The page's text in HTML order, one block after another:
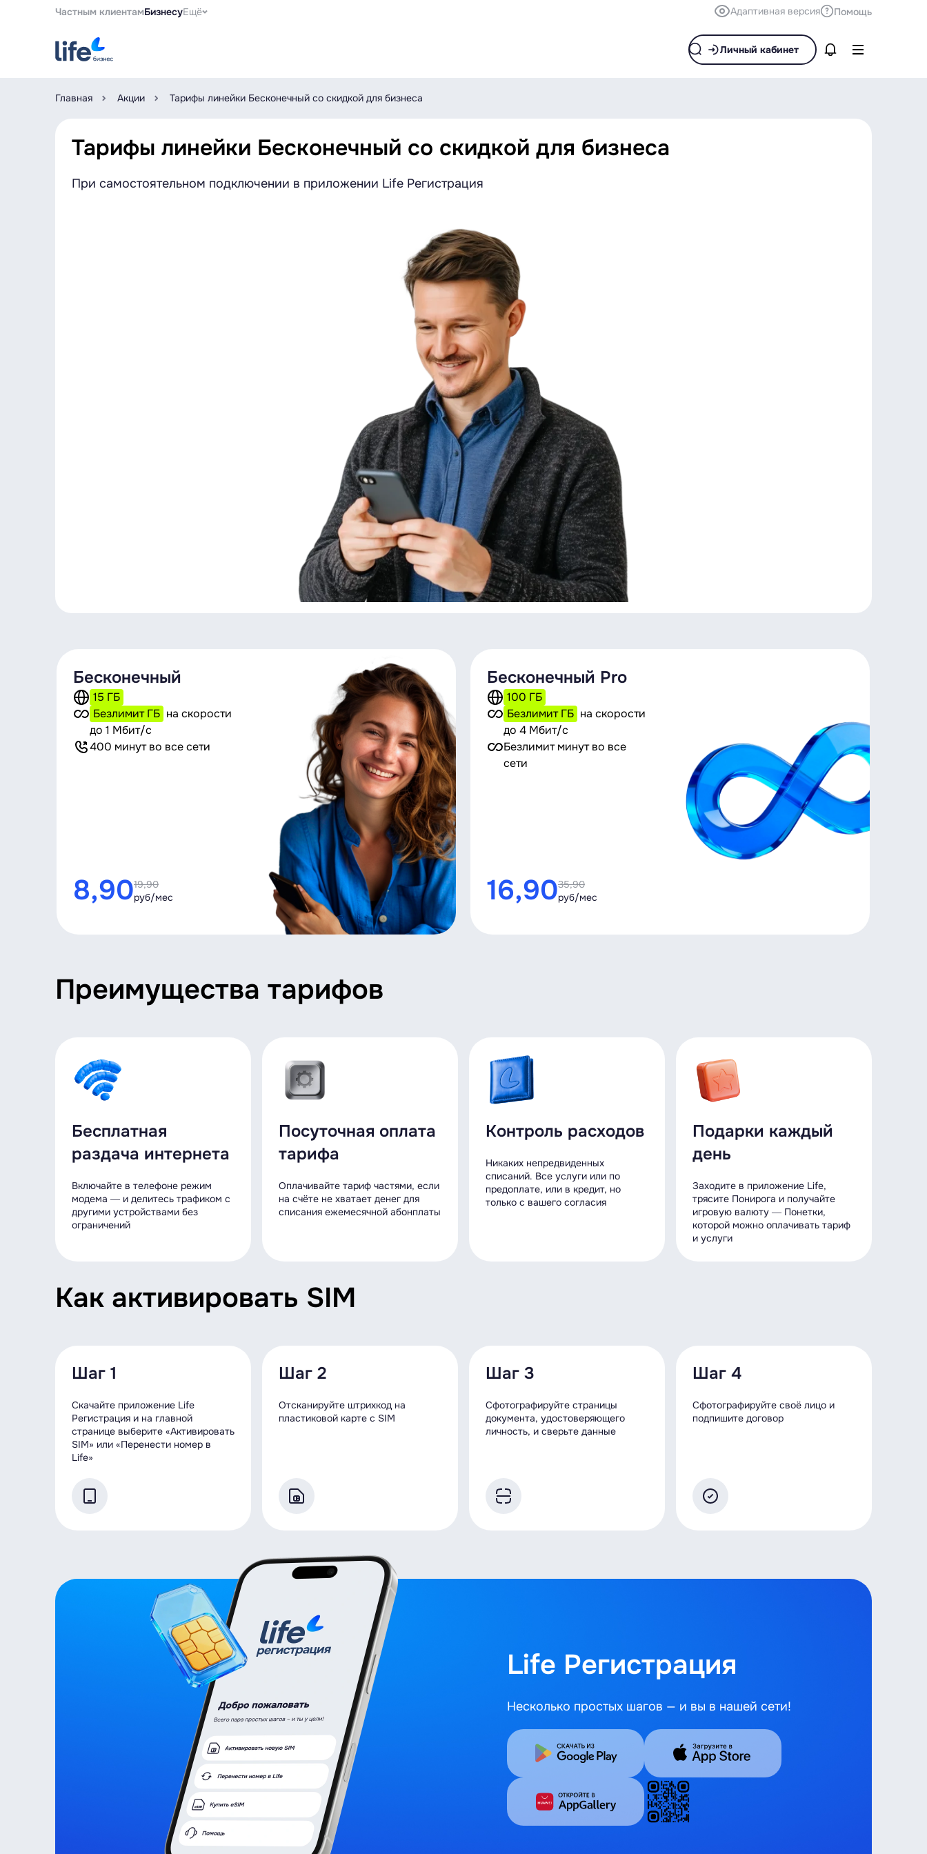
Частным клиентамБизнесуЕщё Адаптивная версия Помощь
Личный кабинет
Главная Акции Тарифы линейки Бесконечный со скидкой для бизнеса
Тарифы линейки Бесконечный со скидкой для бизнеса
При самостоятельном подключении в приложении Life Регистрация
Бесконечный
15 ГБ
Безлимит ГБ на скорости
до 1 Мбит/с
400 минут во все сети
8,9019,90
руб/мес
Бесконечный Pro
100 ГБ
Безлимит ГБ на скорости
до 4 Мбит/с
Безлимит минут во все
сети
16,9035,90
руб/мес
Преимущества тарифов
Бесплатная
раздача интернета
Включайте в телефоне режим
модема ― и делитесь трафиком с
другими устройствами без
ограничений
Посуточная оплата
тарифа
Оплачивайте тариф частями, если
на счёте не хватает денег для
списания ежемесячной абонплаты
Контроль расходов
Никаких непредвиденных
списаний. Все услуги или по
предоплате, или в кредит, но
только с вашего согласия
Подарки каждый
день
Заходите в приложение Life,
трясите Понирога и получайте
игровую валюту ― Понетки,
которой можно оплачивать тариф
и услуги
Как активировать SIM
Шаг 1
Скачайте приложение Life
Регистрация и на главной
странице выберите «Активировать
SIM» или «Перенести номер в
Life»
Шаг 2
Отсканируйте штрихкод на
пластиковой карте с SIM
Шаг 3
Сфотографируйте страницы
документа, удостоверяющего
личность, и сверьте данные
Шаг 4
Сфотографируйте своё лицо и
подпишите договор
Life Регистрация
Несколько простых шагов — и вы в нашей сети!